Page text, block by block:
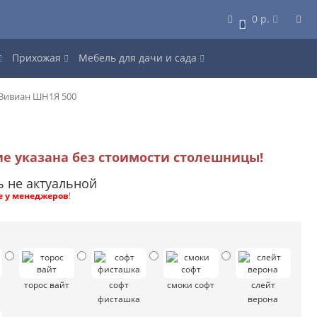
0 0 р.
Прихожая Мебель для дачи и сада
ШН1Я 500
указана без стоимости столешницы!
актуальной
у менеджеров!
торос вайт
софт
фисташка
смоки софт
слейт
верона